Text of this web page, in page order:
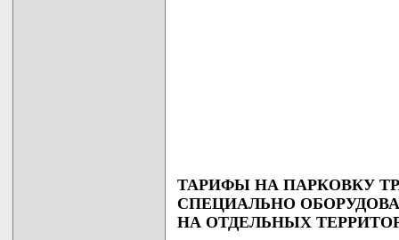
ТАРИФЫ НА ПАРКОВКУ
СПЕЦИАЛЬНО
НА ОТДЕЛЬНЫХ